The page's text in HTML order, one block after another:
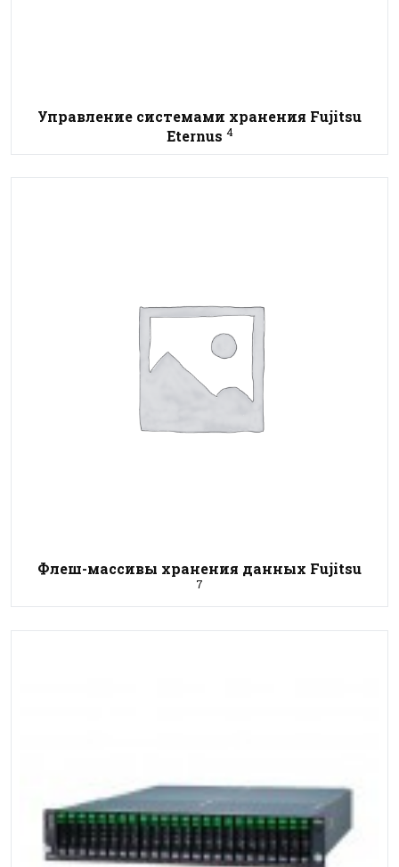
Управление системами хранения Fujitsu
Eternus 4
Флеш-массивы хранения данных Fujitsu
7